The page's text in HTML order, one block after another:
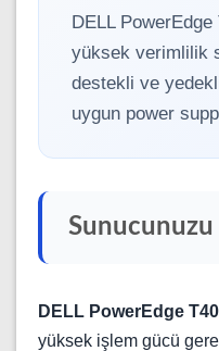
DELL
yüksek verimlilik
destekli ve
uygun power
DELL PowerEdge
yüksek işlem gücü